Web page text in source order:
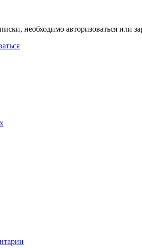
необходимо авторизоваться или